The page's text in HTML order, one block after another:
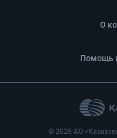
О
Помощь
© 2026 АО